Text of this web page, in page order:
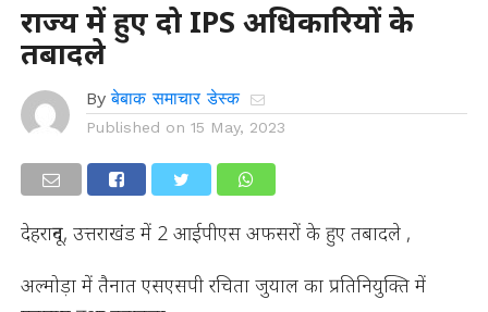
राज्य में हुए दो IPS अधिकारियों के
तबादले
By बेबाक समाचार डेस्क
Published on 15 May, 2023
देहरादून, उत्तराखंड में 2 आईपीएस अफसरों के हुए तबादले ,
अल्मोड़ा में तैनात एसएसपी रचिता जुयाल का प्रतिनियुक्ति में